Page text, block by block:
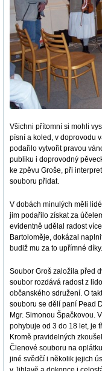
Všichni přítomní si mohli
písní a koled, v doprovodu
podařilo vytvořit pravou
publiku i doprovodný
ke zpěvu Groše, při
souboru přidat.
V dobách minulých měli
jim podařilo získat za
evidentně udělal radost
Bartoloměje, dokázal
budiž mu za to upřímné díky.
Soubor Groš založila před
soubor rozdává radost z
občanského sdružení. O
souboru se dělí paní Pead
Mgr. Simonou Špačkovou.
pohybuje od 3 do 18 let, je
Kromě pravidelných
Členové souboru na
jiné svědčí i několik jejich